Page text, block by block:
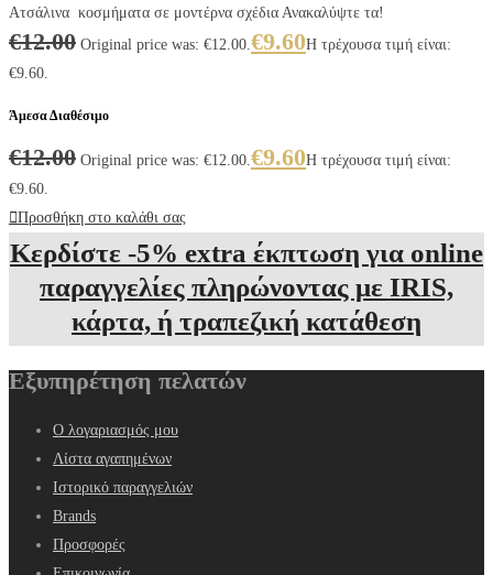
Ατσάλινα κοσμήματα σε μοντέρνα σχέδια Ανακαλύψτε τα!
€12.00 Original price was: €12.00. €9.60Η τρέχουσα τιμή είναι:
€9.60.
Άμεσα Διαθέσιμο
€12.00 Original price was: €12.00. €9.60Η τρέχουσα τιμή είναι:
€9.60.
Προσθήκη στο καλάθι σας
Κερδίστε -5% extra έκπτωση για online
παραγγελίες πληρώνοντας με IRIS,
κάρτα, ή τραπεζική κατάθεση
Εξυπηρέτηση πελατών
Ο λογαριασμός μου
Λίστα αγαπημένων
Ιστορικό παραγγελιών
Brands
Προσφορές